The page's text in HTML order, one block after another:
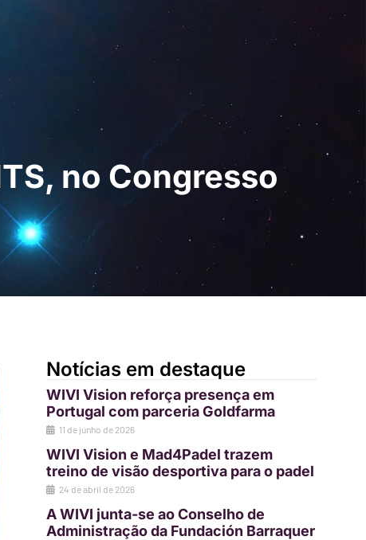
Pedir uma
no Congresso
Notícias em destaque
WIVI Vision reforça presença em
Portugal com parceria Goldfarma
11 de junho de 2026
WIVI Vision e Mad4Padel trazem
treino de visão desportiva para o padel
24 de abril de 2026
A WIVI junta-se ao Conselho de
Administração da Fundación Barraquer